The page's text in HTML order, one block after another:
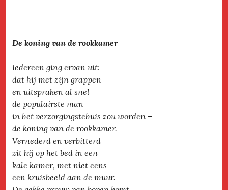
De koning van de rookkamer
Iedereen ging ervan uit:
dat hij met zijn grappen
en uitspraken al snel
de populairste man
in het verzorgingstehuis zou worden –
de koning van de rookkamer.
Vernederd en verbitterd
zit hij op het bed in een
kale kamer, met niet eens
een kruisbeeld aan de muur.